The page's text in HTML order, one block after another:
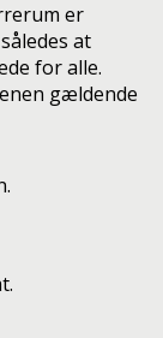
er
at
for alle.
gældende